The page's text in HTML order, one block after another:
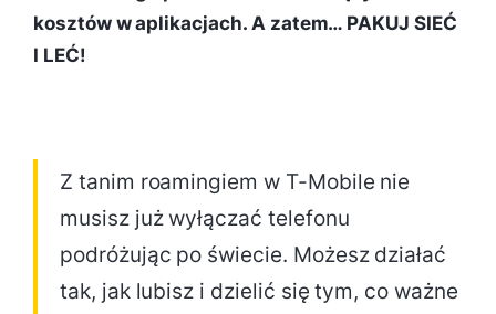
kosztów w aplikacjach. A zatem… PAKUJ SIEĆ
I LEĆ!
Z tanim roamingiem w T-Mobile nie
musisz już wyłączać telefonu
podróżując po świecie. Możesz działać
tak, jak lubisz i dzielić się tym, co ważne